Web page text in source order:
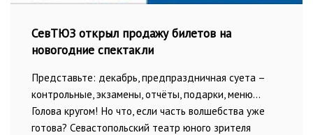
СевТЮЗ открыл продажу билетов на
новогодние спектакли
Представьте: декабрь, предпраздничная суета –
контрольные, экзамены, отчёты, подарки, меню…
Голова кругом! Но что, если часть волшебства уже
готова? Севастопольский театр юного зрителя